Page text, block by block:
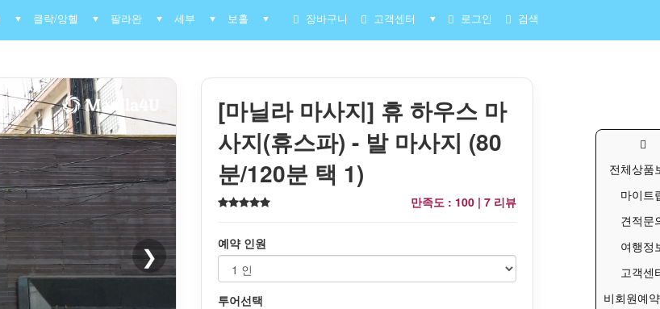
▼ 클락/앙헬 ▼ 팔라완 ▼ 세부 ▼ 보홀 ▼ 장바구니 고객센터 ▼ 로그인 검색
❯
[마닐라 마사지] 휴 하우스 마
사지(휴스파) - 발 마사지 (80
분/120분 택 1)
만족도 : 100 | 7 리뷰
예약 인원
투어선택
전체상품
마이트
견적문
여행정
고객센
비회원예